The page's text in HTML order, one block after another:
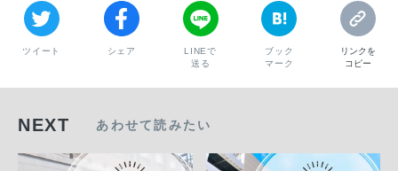
ツイート シェア
LINEで
送る
ブック
マーク
リンクを
コピー
NEXT あわせて読みたい